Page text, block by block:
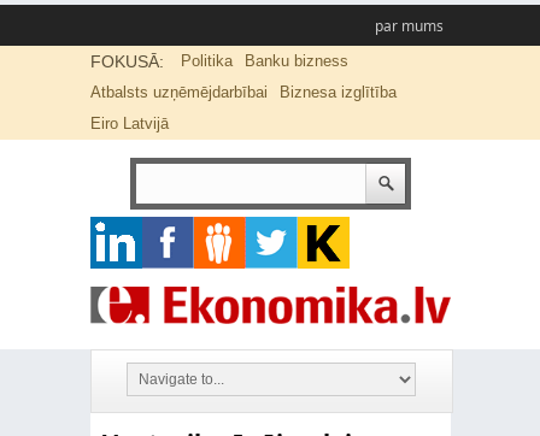
par mums
FOKUSĀ: Politika
Banku bizness
Atbalsts uzņēmējdarbībai
Biznesa izglītība
Eiro Latvijā